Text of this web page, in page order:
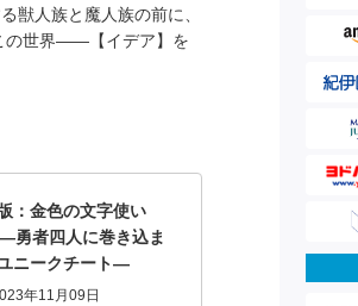
獣人族と魔人族の前に、
の世界――【イデア】を
：金色の文字使い
者四人に巻き込ま
ニークチート―
年11月09日